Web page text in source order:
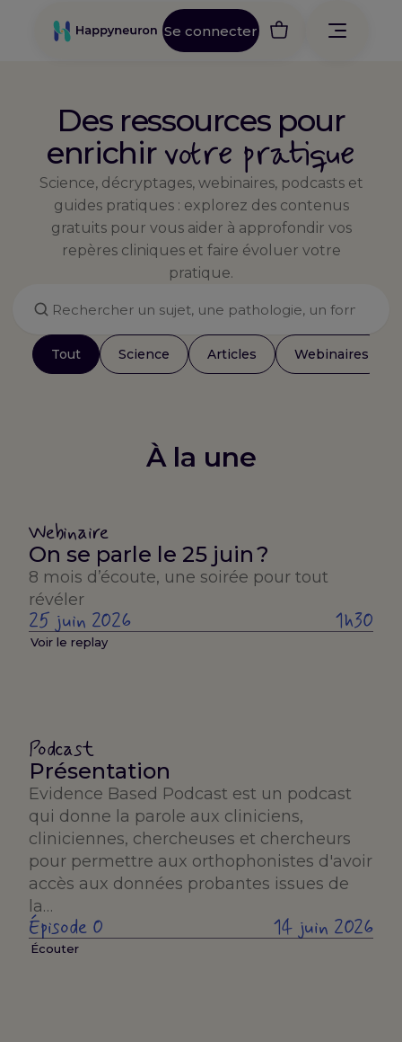
Se connecter
Des ressources pour
enrichir votre pratique
Science, décryptages, webinaires, podcasts et
guides pratiques : explorez des contenus
gratuits pour vous aider à approfondir vos
repères cliniques et faire évoluer votre
pratique.
Rechercher
Tout Science Articles Webinaires
À la une
Webinaire
On se parle le 25 juin ?
8 mois d’écoute, une soirée pour tout
révéler
25 juin 2026 1h30
Voir le replay
Podcast
Présentation
Evidence Based Podcast est un podcast
qui donne la parole aux cliniciens,
cliniciennes, chercheuses et chercheurs
pour permettre aux orthophonistes d'avoir
accès aux données probantes issues de
la…
Épisode 0 14 juin 2026
Écouter